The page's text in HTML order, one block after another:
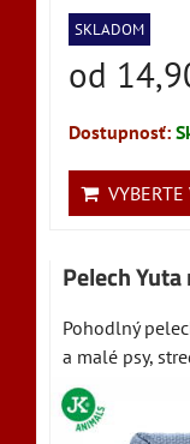
SKLADOM
od
Dostupnosť:
VYBERTE
Pelech
Pohodlný
a malé psy,